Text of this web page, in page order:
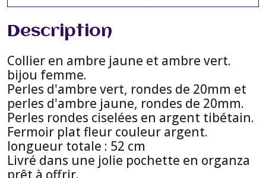
Description
Collier en ambre jaune et ambre vert.
bijou femme.
Perles d'ambre vert, rondes de 20mm et
perles d'ambre jaune, rondes de 20mm.
Perles rondes ciselées en argent tibétain.
Fermoir plat fleur couleur argent.
longueur totale : 52 cm
Livré dans une jolie pochette en organza
prêt à offrir.